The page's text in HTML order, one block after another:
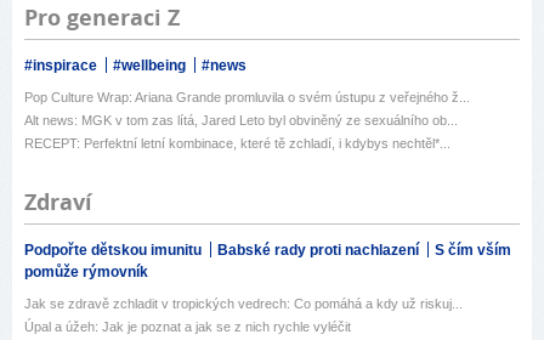
Pro generaci Z
#inspirace #wellbeing #news
Pop Culture Wrap: Ariana Grande promluvila o svém ústupu z veřejného ž...
Alt news: MGK v tom zas lítá, Jared Leto byl obviněný ze sexuálního ob...
RECEPT: Perfektní letní kombinace, které tě zchladí, i kdybys nechtěl*...
Zdraví
Podpořte dětskou imunitu Babské rady proti nachlazení
S čím vším
pomůže rýmovník
Jak se zdravě zchladit v tropických vedrech: Co pomáhá a kdy už riskuj...
Úpal a úžeh: Jak je poznat a jak se z nich rychle vyléčit